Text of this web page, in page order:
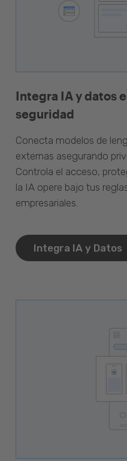
Integra IA y datos
seguridad
Conecta modelos de
externas asegurando
Controla el acceso,
la IA opere bajo tus
empresariales.
Integra IA y Datos